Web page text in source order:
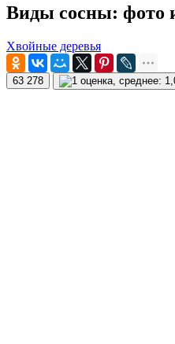
Виды сосны: фото
Хвойные деревья
63 278